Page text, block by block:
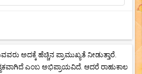
ಅದಕ್ಕೆ ಹೆಚ್ಚಿನ ಪ್ರಾಮುಖ್ಯತೆ ನೀಡುತ್ತಾರೆ.
ಎಂಬ ಅಭಿಪ್ರಾಯವಿದೆ. ಆದರೆ ರಾಹುಕಾಲ